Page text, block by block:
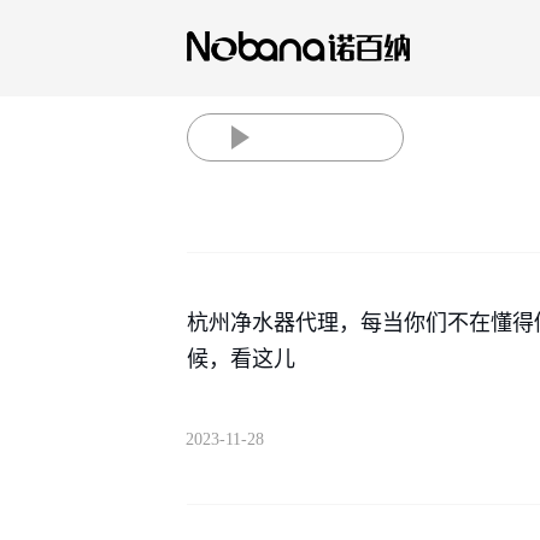
杭州净水器代理，每当你们不在懂得
候，看这儿
2023-11-28